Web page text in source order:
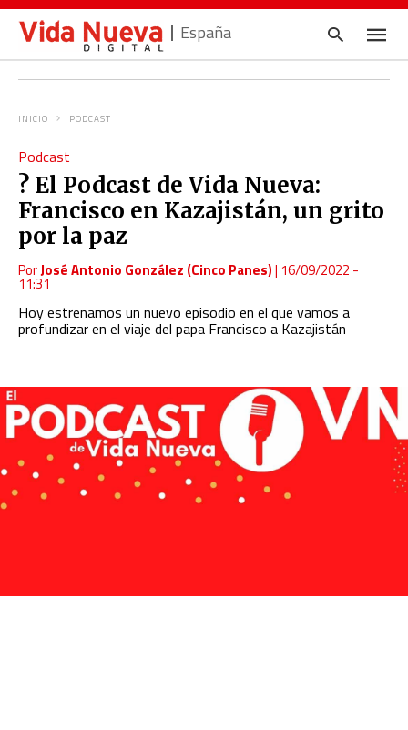
España
pulsa
en
INICIO PODCAST
Podcast
?️ El Podcast de Vida Nueva:
Francisco en Kazajistán, un grito
por la paz
PorJosé Antonio González (Cinco Panes)| 16/09/2022 -
11:31
Hoy estrenamos un nuevo episodio en el que vamos a
profundizar en el viaje del papa Francisco a Kazajistán